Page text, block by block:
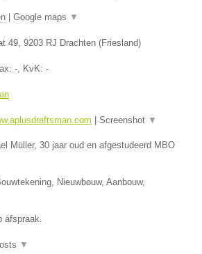
Google maps ▼
49, 9203 RJ Drachten (Friesland)
-, KvK: -
Screenshot ▼
Müller, 30 jaar oud en afgestudeerd MBO
Nieuwbouw, Aanbouw,
afspraak.
▼